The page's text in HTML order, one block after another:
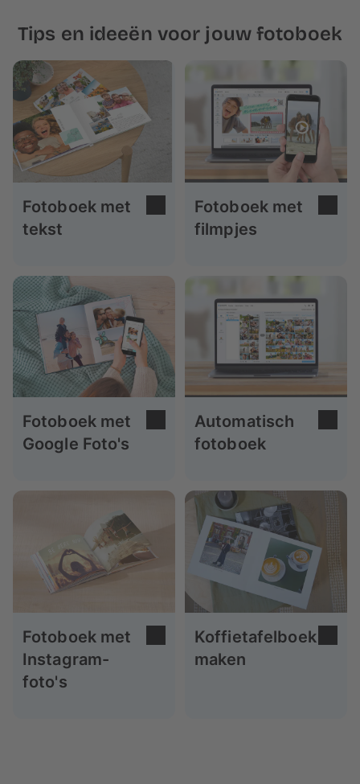
Tips en ideeën voor jouw fotoboek
Fotoboek met
tekst
Fotoboek met
filmpjes
Fotoboek met
Google Foto's
Automatisch
fotoboek
Fotoboek met
Instagram-
foto's
Koffietafelboek
maken